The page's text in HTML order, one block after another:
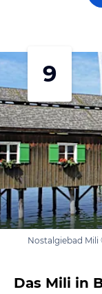
9
Nostalgiebad Mili
Das Mili in